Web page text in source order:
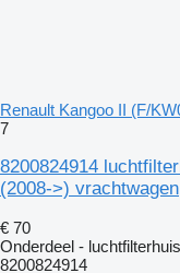
Renault Kangoo II (F/
7
8200824914
(2008->) vrachtwagen
€ 70
Onderdeel - luchtfilterhuis
8200824914